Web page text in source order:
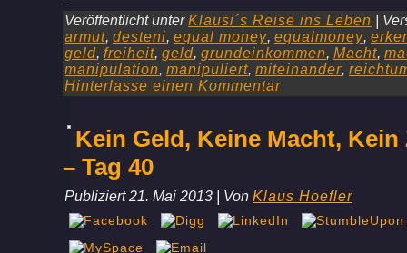
Veröffentlicht unter Klausi´s Reise ins Leben
armut, desteni, equal money, equalmoney,
geld, freiheit, geld, grundeinkommen, Macht,
manipulation, manipuliert, miteinander,
Hinterlasse einen Kommentar
Kein Geld, Keine Macht,
– Tag 40
Publiziert 21. Mai 2013 Von Klaus Hoefler